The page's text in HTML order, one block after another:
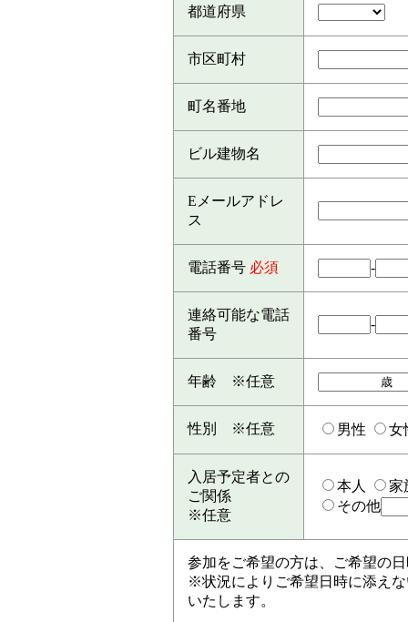
都道府県
市区町村
町名番地
ビル建物名
Eメールアドレ
ス
電話番号 必須 -
連絡可能な電話
番号
-
年齢 ※任意
性別 ※任意 男性 女
入居予定者との
ご関係
※任意
本人
家
その他
参加をご希望の方は、ご希望の
※状況によりご希望日時に添え
いたします。